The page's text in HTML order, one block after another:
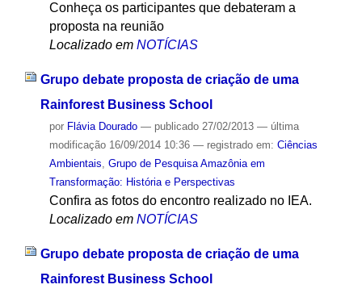
Conheça os participantes que debateram a
proposta na reunião
Localizado em NOTÍCIAS
Grupo debate proposta de criação de uma
Rainforest Business School
por Flávia Dourado — publicado27/02/2013 — última
modificação16/09/2014 10:36 — registrado em: Ciências
Ambientais Grupo de Pesquisa Amazônia em
Transformação: História e Perspectivas
Confira as fotos do encontro realizado no IEA.
Localizado em NOTÍCIAS
Grupo debate proposta de criação de uma
Rainforest Business School